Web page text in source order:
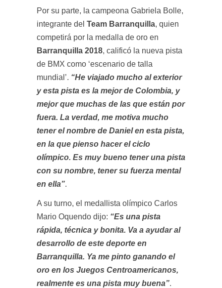
Por su parte, la campeona Gabriela Bolle,
integrante del Team Barranquilla, quien
competirá por la medalla de oro en
Barranquilla 2018, calificó la nueva pista
de BMX como ‘escenario de talla
mundial’. “He viajado mucho al exterior
y esta pista es la mejor de Colombia, y
mejor que muchas de las que están por
fuera. La verdad, me motiva mucho
tener el nombre de Daniel en esta pista,
en la que pienso hacer el ciclo
olímpico. Es muy bueno tener una pista
con su nombre, tener su fuerza mental
en ella”.
A su turno, el medallista olímpico Carlos
Mario Oquendo dijo: “Es una pista
rápida, técnica y bonita. Va a ayudar al
desarrollo de este deporte en
Barranquilla. Ya me pinto ganando el
oro en los Juegos Centroamericanos,
realmente es una pista muy buena”.